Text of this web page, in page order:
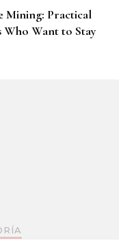
Mining: Practical
Want to Stay